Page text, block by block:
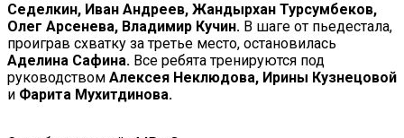
Седелкин, Иван Андреев, Жандырхан Турсумбеков,
Олег Арсенева, Владимир Кучин. В шаге от пьедестала,
проиграв схватку за третье место, остановилась
Аделина Сафина. Все ребята тренируются под
руководством Алексея Неклюдова, Ирины Кузнецовой
и Фарита Мухитдинова.